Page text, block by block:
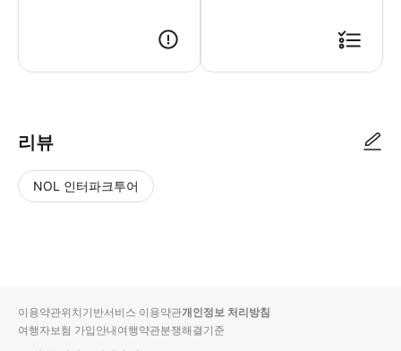
리뷰
NOL 인터파크투어
입니
다.
순
상
이용약관위치기반서비스 이용약관개인정보 처리방침
여행자보험 가입안내여행약관분쟁해결기준